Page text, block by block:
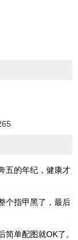
五的年纪，健康才
个指甲黑了，最后
单配图就OK了。